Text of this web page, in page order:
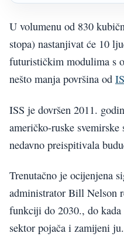
U volumenu od 830
stopa) nastanjivat će 10
futurističkim modulima s
nešto manja površina od
ISS je dovršen 2011.
američko-ruske
nedavno preispitivala
Trenutačno je ocijenjena
administrator Bill Nelson
funkciji do 2030., do
sektor pojača i zamijeni ju.